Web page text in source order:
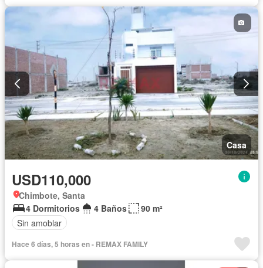
Casa
USD110,000
Chimbote, Santa
4 Dormitorios
4 Baños
90 m²
Sin amoblar
Hace 6 días, 5 horas en - REMAX FAMILY